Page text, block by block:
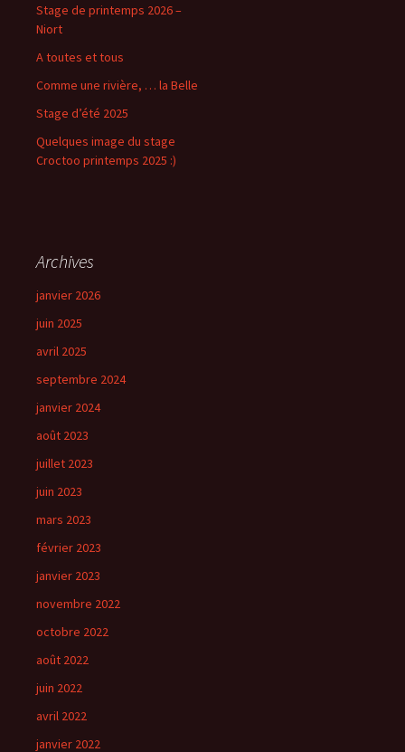
Stage de printemps 2026 –
Niort
A toutes et tous
Comme une rivière, … la Belle
Stage d’été 2025
Quelques image du stage
Croctoo printemps 2025 :)
Archives
janvier 2026
juin 2025
avril 2025
septembre 2024
janvier 2024
août 2023
juillet 2023
juin 2023
mars 2023
février 2023
janvier 2023
novembre 2022
octobre 2022
août 2022
juin 2022
avril 2022
janvier 2022